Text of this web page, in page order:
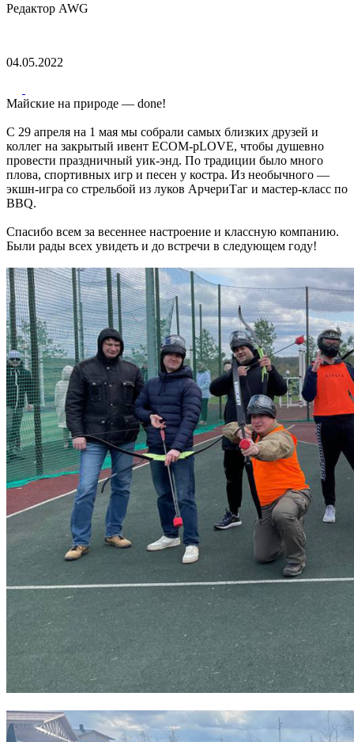
Редактор AWG
04.05.2022
Майские на природе — done!
С 29 апреля на 1 мая мы собрали самых близких друзей и
коллег на закрытый ивент ECOM-pLOVE, чтобы душевно
провести праздничный уик-энд. По традиции было много
плова, спортивных игр и песен у костра. Из необычного —
экшн-игра со стрельбой из луков АрчериТаг и мастер-класс по
BBQ.
Спасибо всем за весеннее настроение и классную компанию.
Были рады всех увидеть и до встречи в следующем году!